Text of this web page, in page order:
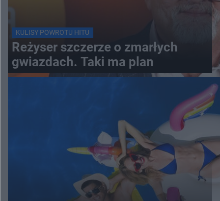
KULISY POWROTU HITU
Reżyser szczerze o zmarłych
gwiazdach. Taki ma plan